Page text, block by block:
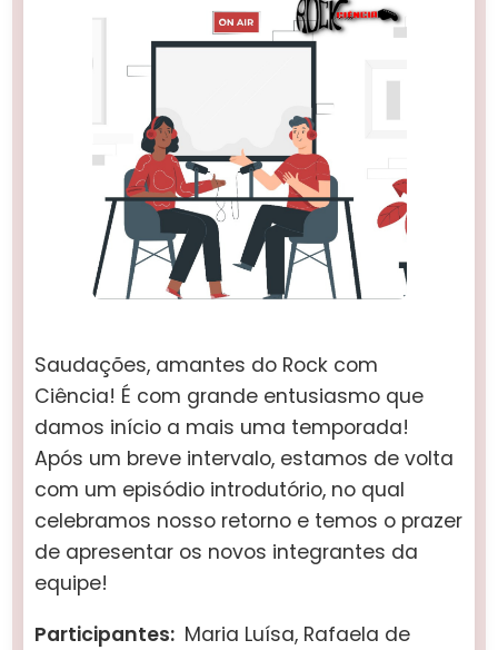
Saudações, amantes do Rock com
Ciência! É com grande entusiasmo que
damos início a mais uma temporada!
Após um breve intervalo, estamos de volta
com um episódio introdutório, no qual
celebramos nosso retorno e temos o prazer
de apresentar os novos integrantes da
equipe!
Participantes: Maria Luísa, Rafaela de